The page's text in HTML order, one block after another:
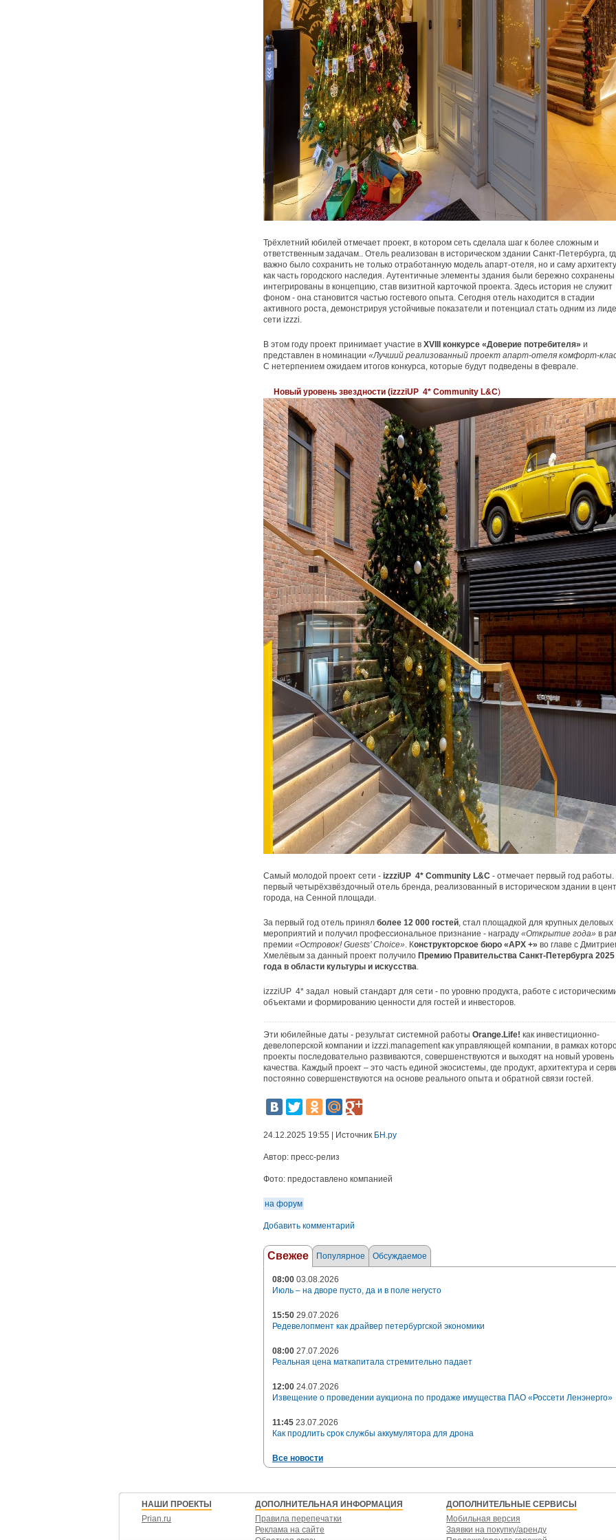
Трёхлетний юбилей отмечает проект, в котором сеть сделала шаг к более сложным и
ответственным задачам.. Отель реализован в историческом здании Санкт-Петербурга,
важно было сохранить не только отработанную модель апарт-отеля, но и саму
как часть городского наследия. Аутентичные элементы здания были бережно сохранены
интегрированы в концепцию, став визитной карточкой проекта. Здесь история не служит
фоном - она становится частью гостевого опыта. Сегодня отель находится в стадии
активного роста, демонстрируя устойчивые показатели и потенциал стать одним из
сети izzzi.
В этом году проект принимает участие в XVIII конкурсе «Доверие потребителя» и
представлен в номинации «Лучший реализованный проект апарт-отеля комфорт-
С нетерпением ожидаем итогов конкурса, которые будут подведены в феврале.
Новый уровень звездности (izzziUP 4* Community L&C)
Самый молодой проект сети - izzziUP 4* Community L&C - отмечает первый год
первый четырёхзвёздочный отель бренда, реализованный в историческом здании в
города, на Сенной площади.
За первый год отель принял более 12 000 гостей, стал площадкой для крупных деловых
мероприятий и получил профессиональное признание - награду «Открытие года» в
премии «Островок! Guests’ Choice». Конструкторское бюро «АРХ +» во главе с
Хмелёвым за данный проект получило Премию Правительства Санкт-Петербурга 2025
года в области культуры и искусства.
izzziUP 4* задал новый стандарт для сети - по уровню продукта, работе с
объектами и формированию ценности для гостей и инвесторов.
Эти юбилейные даты - результат системной работы Orange.Life! как инвестиционно-
девелоперской компании и izzzi.management как управляющей компании, в рамках
проекты последовательно развиваются, совершенствуются и выходят на новый уровень
качества. Каждый проект – это часть единой экосистемы, где продукт, архитектура и
постоянно совершенствуются на основе реального опыта и обратной связи гостей.
24.12.2025 19:55 | Источник БН.ру
Автор: пресс-релиз
Фото: предоставлено компанией
на форум
Добавить комментарий
Свежее Популярное Обсуждаемое
08:00 03.08.2026
Июль – на дворе пусто, да и в поле негусто
15:50 29.07.2026
Редевелопмент как драйвер петербургской экономики
08:00 27.07.2026
Реальная цена маткапитала стремительно падает
12:00 24.07.2026
Извещение о проведении аукциона по продаже имущества ПАО «Россети Ленэнерго»
11:45 23.07.2026
Как продлить срок службы аккумулятора для дрона
Все новости
НАШИ ПРОЕКТЫ
Prian.ru
ДОПОЛНИТЕЛЬНАЯ ИНФОРМАЦИЯ
Правила перепечатки
Реклама на сайте
ДОПОЛНИТЕЛЬНЫЕ СЕРВИСЫ
Мобильная версия
Заявки на покупку/аренду